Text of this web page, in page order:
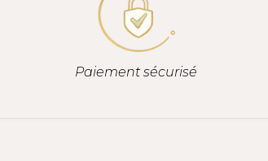
Paiement sécurisé